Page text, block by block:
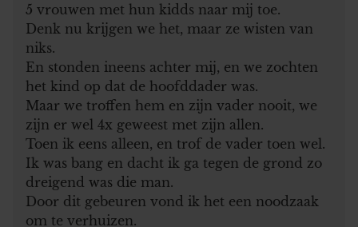
5 vrouwen met hun kidds naar mij toe.
Denk nu krijgen we het, maar ze wisten van
niks.
En stonden ineens achter mij, en we zochten
het kind op dat de hoofddader was.
Maar we troffen hem en zijn vader nooit, we
zijn er wel 4x geweest met zijn allen.
Toen ik eens alleen, en trof de vader toen wel.
Ik was bang en dacht ik ga tegen de grond zo
dreigend was die man.
Door dit gebeuren vond ik het een noodzaak
om te verhuizen.